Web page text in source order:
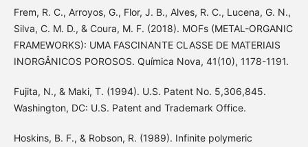
Frem, R. C., Arroyos, G., Flor, J. B., Alves, R. C., Lucena, G. N.,
Silva, C. M. D., & Coura, M. F. (2018). MOFs (METAL-ORGANIC
FRAMEWORKS): UMA FASCINANTE CLASSE DE MATERIAIS
INORGÂNICOS POROSOS. Química Nova, 41(10), 1178-1191.
Fujita, N., & Maki, T. (1994). U.S. Patent No. 5,306,845.
Washington, DC: U.S. Patent and Trademark Office.
Hoskins, B. F., & Robson, R. (1989). Infinite polymeric